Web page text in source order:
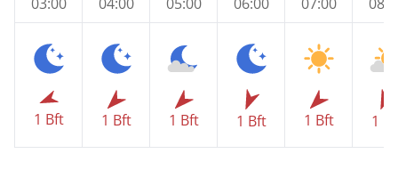
1 Bft 1 Bft 1 Bft 1 Bft 1 Bft 1